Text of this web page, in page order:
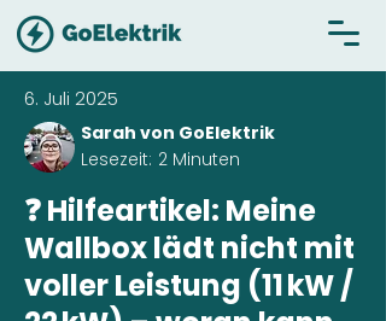
6. Juli 2025
Sarah von GoElektrik
Lesezeit: 2 Minuten
❓ Hilfeartikel: Meine
Wallbox lädt nicht mit
voller Leistung (11 kW /